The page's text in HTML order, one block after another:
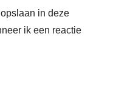
in deze
ik een reactie